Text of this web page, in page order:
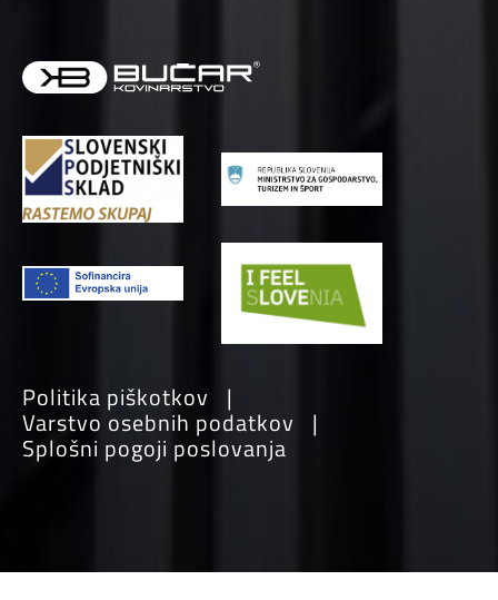
Politika piškotkov
Varstvo osebnih podatkov
Splošni pogoji poslovanja